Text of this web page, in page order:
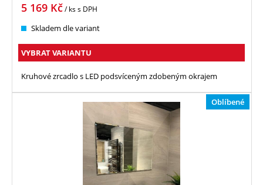
5 169 Kč/ kss DPH
Skladem dle variant
VYBRAT VARIANTU
Kruhové zrcadlo s LED podsvíceným zdobeným okrajem
Oblíbené